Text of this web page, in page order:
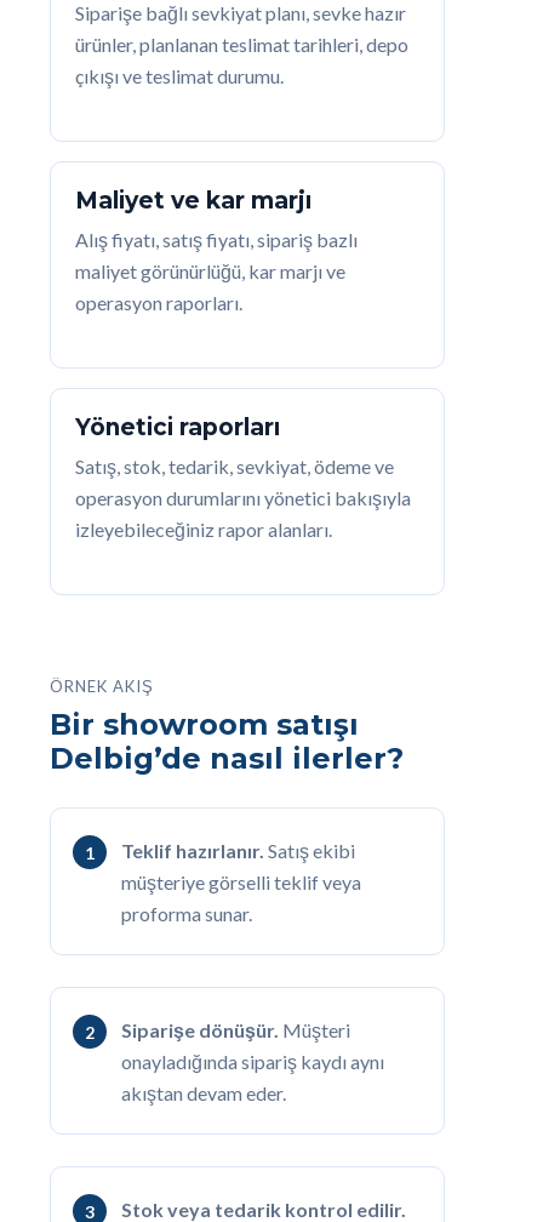
Siparişe bağlı sevkiyat planı, sevke hazır
ürünler, planlanan teslimat tarihleri, depo
çıkışı ve teslimat durumu.
Maliyet ve kar marjı
Alış fiyatı, satış fiyatı, sipariş bazlı
maliyet görünürlüğü, kar marjı ve
operasyon raporları.
Yönetici raporları
Satış, stok, tedarik, sevkiyat, ödeme ve
operasyon durumlarını yönetici bakışıyla
izleyebileceğiniz rapor alanları.
ÖRNEK AKIŞ
Bir showroom satışı
Delbig’de nasıl ilerler?
Teklif hazırlanır. Satış ekibi
müşteriye görselli teklif veya
proforma sunar.
Siparişe dönüşür. Müşteri
onayladığında sipariş kaydı aynı
akıştan devam eder.
Stok veya tedarik kontrol edilir.